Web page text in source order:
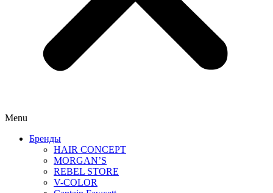
Menu
Бренды
HAIR CONCEPT
MORGAN’S
REBEL STORE
V-COLOR